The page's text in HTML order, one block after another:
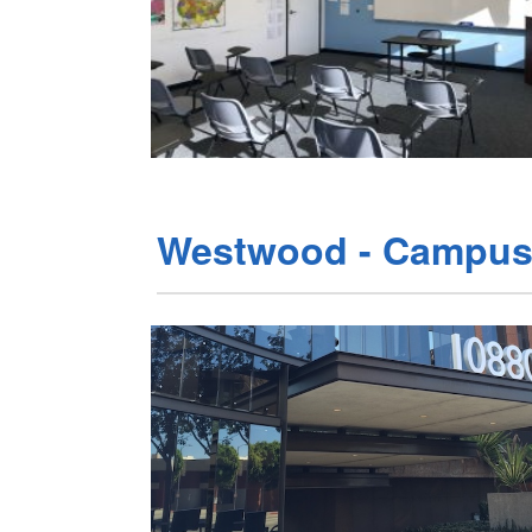
Westwood - Campus